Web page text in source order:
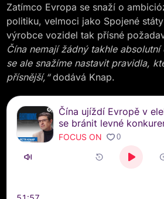
Zatímco Evropa se snaží o
politiku, velmoci jako Spojené
výrobce vozidel tak přísné
Čína nemají žádný takhle
se ale snažíme nastavit pravidla,
přísnější,“dodává Knap.